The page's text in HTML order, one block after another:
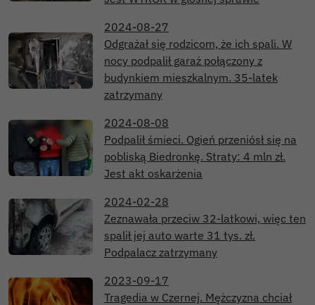
2024-08-27
Odgrażał się rodzicom, że ich spali. W
nocy podpalił garaż połączony z
budynkiem mieszkalnym. 35-latek
zatrzymany
2024-08-08
Podpalił śmieci. Ogień przeniósł się na
pobliską Biedronkę. Straty: 4 mln zł.
Jest akt oskarżenia
2024-02-28
Zeznawała przeciw 32-latkowi, więc ten
spalił jej auto warte 31 tys. zł.
Podpalacz zatrzymany
2023-09-17
Tragedia w Czernej. Mężczyzna chciał